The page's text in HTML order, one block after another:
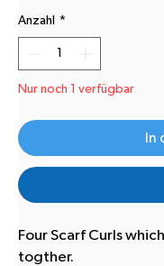
Anzahl *
Nur noch 1 verfügbar
In
Four Scarf Curls
togther.